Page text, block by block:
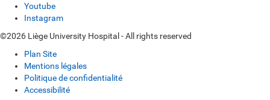
Youtube
Instagram
©2026 Liège University Hospital - All rights reserved
Plan Site
Mentions légales
Politique de confidentialité
Accessibilité